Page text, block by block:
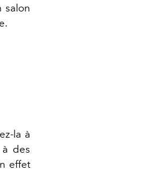
salon
la à
des
effet